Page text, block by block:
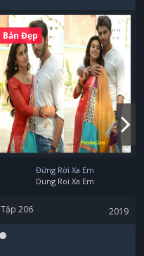
Bản Đẹp
Đừng Rời Xa Em
Dung Roi Xa Em
Tập 206 2019